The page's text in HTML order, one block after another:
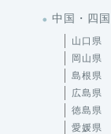
中国・四国
山口県
岡山県
島根県
広島県
徳島県
愛媛県